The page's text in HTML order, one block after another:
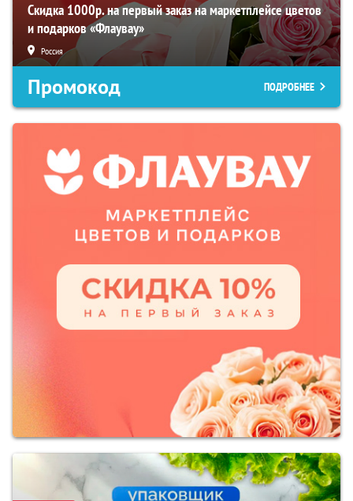
Скидка 1000р. на первый заказ на маркетплейсе цветов
и подарков «Флаувау»
Россия
Промокод ПОДРОБНЕЕ